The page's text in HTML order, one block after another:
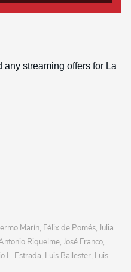
Marín, Félix de Pomés, Julia
Riquelme, José Franco,
L. Estrada, Luis Ballester, Luis